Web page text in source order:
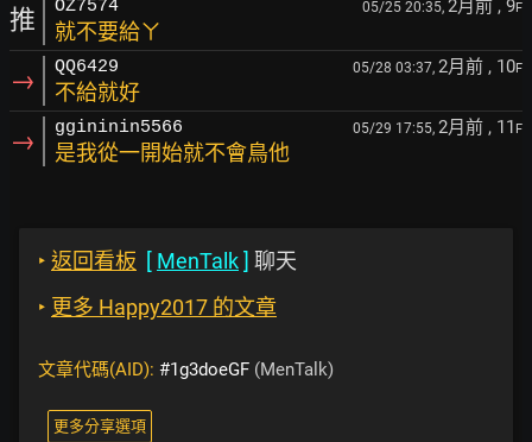
推 OZ7574 05/25 20:35, 2月前 , 9F
就不要給ㄚ
→ QQ6429 05/28 03:37, 2月前 , 10F
不給就好
→ ggininin5566 05/29 17:55, 2月前 , 11 F
是我從一開始就不會鳥他
‣ 返回看板 [ MenTalk] 聊天
‣ 更多 Happy2017 的文章
文章代碼(AID): #1g3doeGF (MenTalk)
更多分享選項